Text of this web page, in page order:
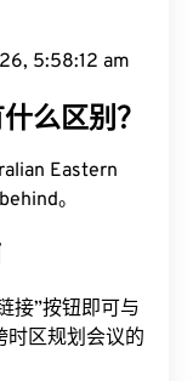
5:58:13 am
么区别？
Eastern
。
接”按钮即可与
时区规划会议的